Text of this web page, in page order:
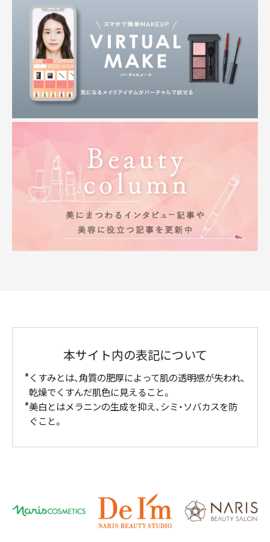
本サイト内の表記について
くすみとは、角質の肥厚によって肌の透明感が失われ、
乾燥でくすんだ肌色に見えること。
美白とはメラニンの生成を抑え、シミ・ソバカスを防
ぐこと。